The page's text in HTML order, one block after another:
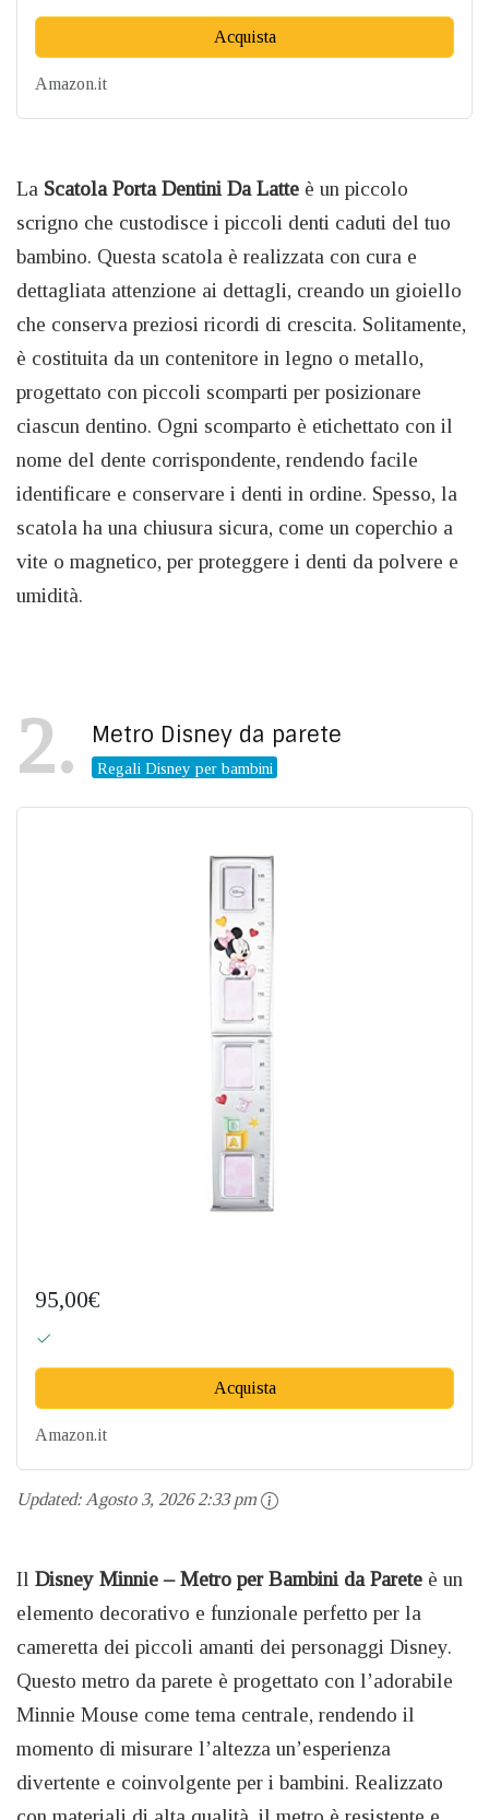
Acquista
Amazon.it
La Scatola Porta Dentini Da Latte è un piccolo
scrigno che custodisce i piccoli denti caduti del tuo
bambino. Questa scatola è realizzata con cura e
dettagliata attenzione ai dettagli, creando un gioiello
che conserva preziosi ricordi di crescita. Solitamente,
è costituita da un contenitore in legno o metallo,
progettato con piccoli scomparti per posizionare
ciascun dentino. Ogni scomparto è etichettato con il
nome del dente corrispondente, rendendo facile
identificare e conservare i denti in ordine. Spesso, la
scatola ha una chiusura sicura, come un coperchio a
vite o magnetico, per proteggere i denti da polvere e
umidità.
2 Metro Disney da parete
Regali Disney per bambini
95,00€
Acquista
Amazon.it
Updated:Agosto 3, 2026 2:33 pm
Il Disney Minnie – Metro per Bambini da Parete è un
elemento decorativo e funzionale perfetto per la
cameretta dei piccoli amanti dei personaggi Disney.
Questo metro da parete è progettato con l’adorabile
Minnie Mouse come tema centrale, rendendo il
momento di misurare l’altezza un’esperienza
divertente e coinvolgente per i bambini. Realizzato